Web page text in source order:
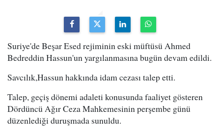
Suriye'de Beşar Esed rejiminin eski müftüsü Ahmed
Bedreddin Hassun'un yargılanmasına bugün devam edildi.
Savcılık,Hassun hakkında idam cezası talep etti.
Talep, geçiş dönemi adaleti konusunda faaliyet gösteren
Dördüncü Ağır Ceza Mahkemesinin perşembe günü
düzenlediği duruşmada sunuldu.